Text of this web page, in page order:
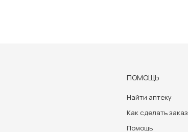
ПОМОЩЬ
Найти аптеку
Как сделать заказ
Помощь